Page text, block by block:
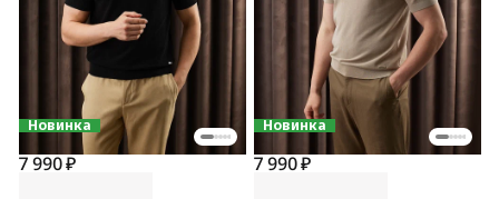
Новинка
7 990 ₽
Новинка
7 990 ₽